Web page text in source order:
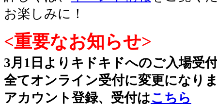
お楽しみに！
<重要なお知らせ>
3月1日よりキドキドへのご入場受
全てオンライン受付に変更になり
アカウント登録、受付はこちら